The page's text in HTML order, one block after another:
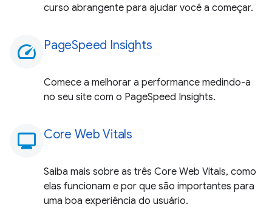
curso abrangente para ajudar você a começar.
speed PageSpeed Insights
Comece a melhorar a performance medindo-a
no seu site com o PageSpeed Insights.
monitoring
Core Web Vitals
Saiba mais sobre as três Core Web Vitals, como
elas funcionam e por que são importantes para
uma boa experiência do usuário.